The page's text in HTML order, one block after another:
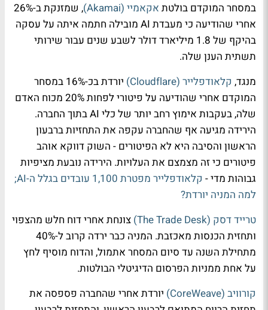
במסחר המוקדם בולטת אקאמיי (Akamai)
, שמזנקת ב-26%
אחרי שהודיעה כי מעבדת AI מובילה חתמה איתה על עסקה
בהיקף של 1.8 מיליארד דולר לשבע שנים עבור שירותי
תשתית הענן שלה.
מנגד, קלאודפלייר (Cloudflare)
יורדת בכ-16% במסחר
המוקדם אחרי שהודיעה על פיטורי לפחות 20% מכוח האדם
שלה, בעקבות אימוץ רחב יותר של כלי AI בתוך החברה.
הירידה מגיעה אף שהחברה עקפה את התחזיות ברבעון
הראשון והסיבה היא לא הפיטורים - השוק דווקא אוהב
פיטורים כי זה מצמצם את העלויות. הירידה נובעת מציפיות
גבוהות מדי -
קלאודפלייר מפטרת 1,100 עובדים בגלל ה-AI;
למה המניה יורדת?
טרייד דסק (The Trade Desk)
צונחת אחרי דוח חלש מהצפוי
ותחזית הכנסות מאכזבת. המניה כבר ירדה קרוב ל-40%
מתחילת השנה עד סיום המסחר אתמול, והדוח מוסיף לחץ
על אחת ממניות הפרסום הדיגיטלי הבולטות.
קורוויב (CoreWeave)
יורדת אחרי שהחברה פספסה את